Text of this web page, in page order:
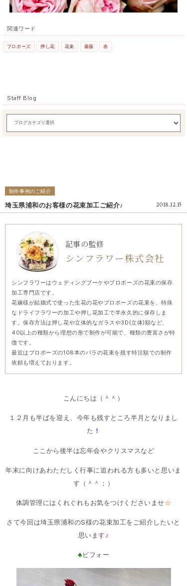
関連ワード
プロポーズ 押し花 花束 薔薇 赤
Staff Blog
制作事例のご紹介
2018.12.15
埼玉県浦和のお客様の花束加工ご紹介♪
記事の監修
シンフラワー株式会社
シンフラワーはウェディングブーケやプロポーズの花束の保存
加工専門店です。
花嫁様が結婚式で使った生花の花やプロポーズの花束を、特殊
なドライフラワーの加工や押し花加工で半永久的に保存しま
す。保存方法は押し花や立体的なガラスや3D(立体)額など、
40以上の種類から理想の形で制作が可能で、種類の豊富さが特
徴です。
最近はプロポーズの108本のバラの花束を残す特注額での制作
依頼も増えております。
こんにちは（＾＾）
１２月も半ばを迎え、今年も残すところ半月となりまし
た ！
ここから後半は忘年会やクリスマスなど
年末に向けあわただしく行事に追われる方も多いと思いま
す（＾＾；）
体調管理にはくれぐれもお気をつけくださいませ☆
さて今回は埼玉県浦和のS様の花束加工をご紹介したいと
思います♪
♣ビフォー